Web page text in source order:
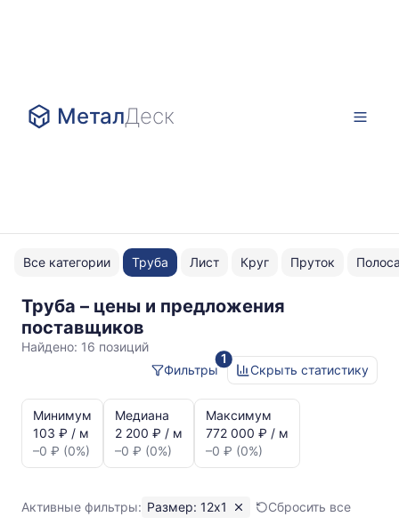
МеталДеск
Все категории Труба Лист Круг Пруток
Труба – цены и предложения
поставщиков
Найдено: 16 позиций
1
Фильтры
Скрыть статистику
динамика
цен:
Труба
Показаны
минимальная,
Минимум
103 ₽ / м
–0 ₽ (0%)
Медиана
2 200 ₽ / м
–0 ₽ (0%)
Максимум
772 000 ₽ / м
–0 ₽ (0%)
Активные фильтры: Размер: 12x1 Сбросить все